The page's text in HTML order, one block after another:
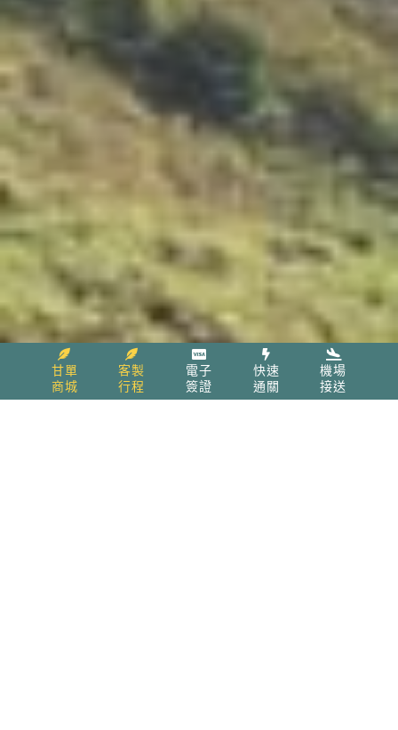
甘單
商城
客製
行程
電子
簽證
快速
通關
機場
接送